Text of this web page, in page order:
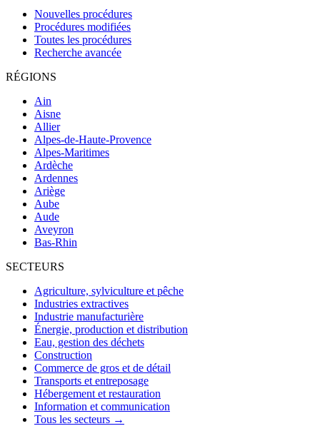
Nouvelles procédures
Procédures modifiées
Toutes les procédures
Recherche avancée
RÉGIONS
Ain
Aisne
Allier
Alpes-de-Haute-Provence
Alpes-Maritimes
Ardèche
Ardennes
Ariège
Aube
Aude
Aveyron
Bas-Rhin
SECTEURS
Agriculture, sylviculture et pêche
Industries extractives
Industrie manufacturière
Énergie, production et distribution
Eau, gestion des déchets
Construction
Commerce de gros et de détail
Transports et entreposage
Hébergement et restauration
Information et communication
Tous les secteurs →